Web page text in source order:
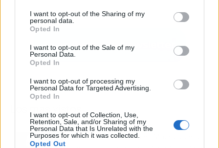
I want to opt-out of the Sharing of my
personal data.
Opted In
I want to opt-out of the Sale of my
Personal Data.
Opted In
I want to opt-out of processing my
Personal Data for Targeted Advertising.
Opted In
I want to opt-out of Collection, Use,
Retention, Sale, and/or Sharing of my
Personal Data that Is Unrelated with the
Purposes for which it was collected.
Opted Out
Tom Jones demuestra en Madrid que su